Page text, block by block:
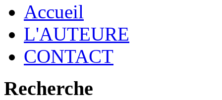
Accueil
L'AUTEURE
CONTACT
Recherche